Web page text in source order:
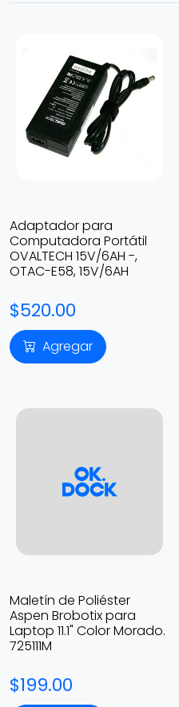
Adaptador para
Computadora Portátil
OVALTECH 15V/6AH -,
OTAC-E58, 15V/6AH
$520.00
Agregar
Maletín de Poliéster
Aspen Brobotix para
Laptop 11.1" Color Morado.
725111M
$199.00